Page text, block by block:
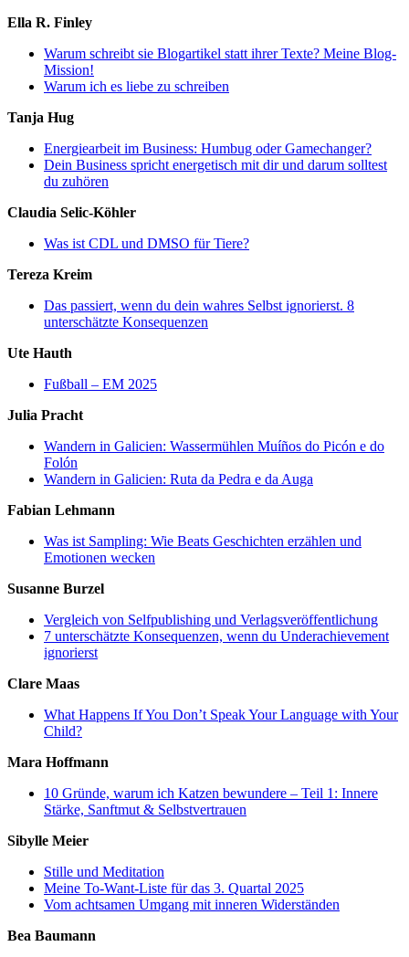
Ella R. Finley
Warum schreibt sie Blogartikel statt ihrer Texte? Meine Blog-
Mission!
Warum ich es liebe zu schreiben
Tanja Hug
Energiearbeit im Business: Humbug oder Gamechanger?
Dein Business spricht energetisch mit dir und darum solltest
du zuhören
Claudia Selic-Köhler
Was ist CDL und DMSO für Tiere?
Tereza Kreim
Das passiert, wenn du dein wahres Selbst ignorierst. 8
unterschätzte Konsequenzen
Ute Hauth
Fußball – EM 2025
Julia Pracht
Wandern in Galicien: Wassermühlen Muíños do Picón e do
Folón
Wandern in Galicien: Ruta da Pedra e da Auga
Fabian Lehmann
Was ist Sampling: Wie Beats Geschichten erzählen und
Emotionen wecken
Susanne Burzel
Vergleich von Selfpublishing und Verlagsveröffentlichung
7 unterschätzte Konsequenzen, wenn du Underachievement
ignorierst
Clare Maas
What Happens If You Don’t Speak Your Language with Your
Child?
Mara Hoffmann
10 Gründe, warum ich Katzen bewundere – Teil 1: Innere
Stärke, Sanftmut & Selbstvertrauen
Sibylle Meier
Stille und Meditation
Meine To-Want-Liste für das 3. Quartal 2025
Vom achtsamen Umgang mit inneren Widerständen
Bea Baumann